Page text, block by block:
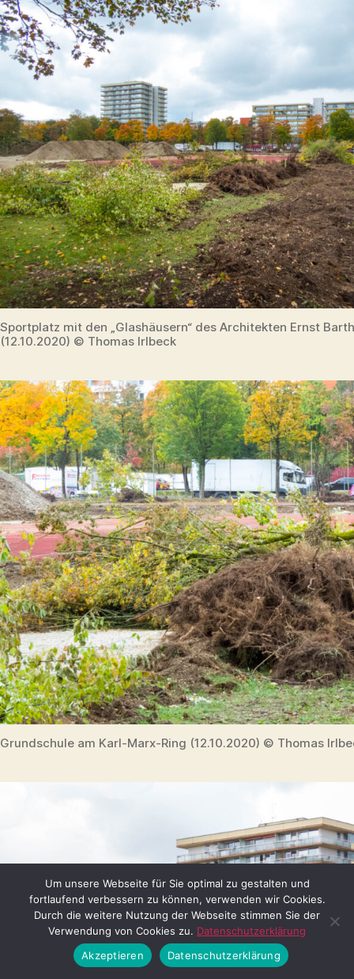
Sportplatz mit den „Glashäusern“ des Architekten Ernst
(12.10.2020) © Thomas Irlbeck
Grundschule am Karl-Marx-Ring (12.10.2020) © Thomas
Um unsere Webseite für Sie optimal zu gestalten und
fortlaufend verbessern zu können, verwenden wir Cookies.
Durch die weitere Nutzung der Webseite stimmen Sie der
Verwendung von Cookies zu. Datenschutzerklärung
Akzeptieren
Datenschutzerklärung